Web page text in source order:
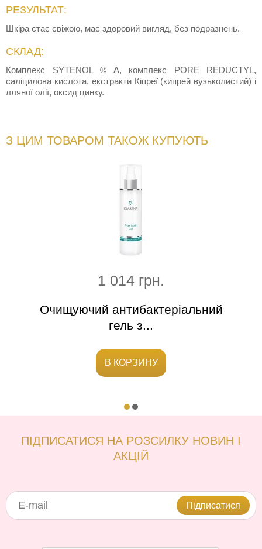
РЕЗУЛЬТАТ:
Шкіра стає свіжою, має здоровий вигляд, без подразнень.
СКЛАД:
Комплекс SYTENOL ® A, комплекс PORE REDUCTYL,
саліцилова кислота, екстракти Кіпреї (кипрей вузьколистий) і
лляної олії, оксид цинку.
З ЦИМ ТОВАРОМ ТАКОЖ КУПУЮТЬ
1 014 грн.
Очищуючий антибактеріальний
гель з...
В КОРЗИНУ
ПІДПИСАТИСЯ НА РОЗСИЛКУ НОВИН І
АКЦІЙ
Підписатися